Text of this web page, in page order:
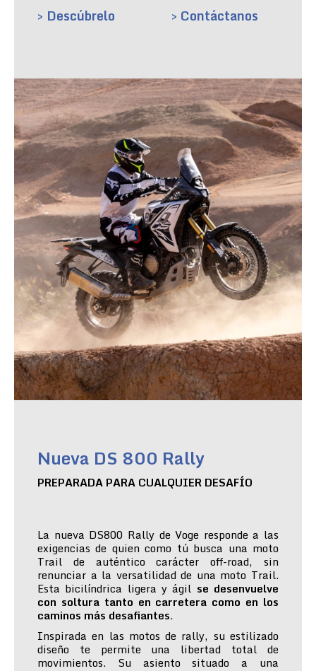
> Descúbrelo > Contáctanos
Nueva DS 800 Rally
PREPARADA PARA CUALQUIER DESAFÍO
La nueva DS800 Rally de Voge responde a las
exigencias de quien como tú busca una moto
Trail de auténtico carácter off-road, sin
renunciar a la versatilidad de una moto Trail.
Esta bicilíndrica ligera y ágil se desenvuelve
con soltura tanto en carretera como en los
caminos más desafiantes.
Inspirada en las motos de rally, su estilizado
diseño te permite una libertad total de
movimientos. Su asiento situado a una